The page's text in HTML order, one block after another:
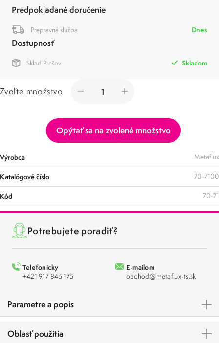
Predpokladané doručenie
Prepravná služba Dnes
Dostupnosť
Sklad Prešov Skladom
Zvoľte množstvo
Opýtať sa na zvolené množstvo
Výrobca Metaflux
Katalógové číslo 70-7100
Kód 70-71
Potrebujete poradiť?
Telefonicky
+421 917 845 175
E-mailom
obchod@metaflux-ts.sk
Parametre a popis
Oblasť použitia